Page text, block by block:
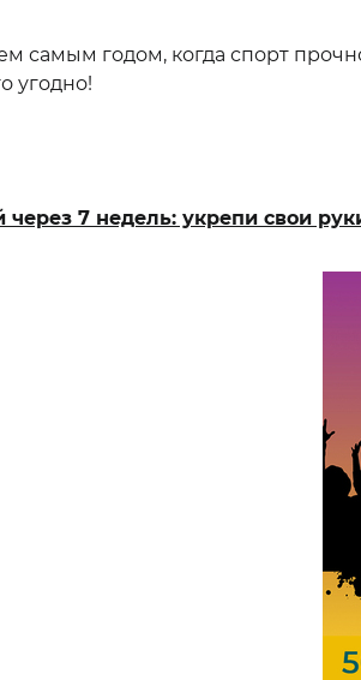
самым годом, когда спорт
угодно!
через 7 недель: укрепи свои